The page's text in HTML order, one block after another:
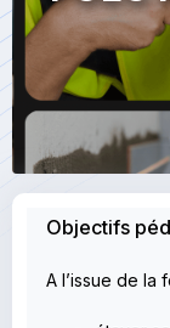
Objectifs
A l’issue de la